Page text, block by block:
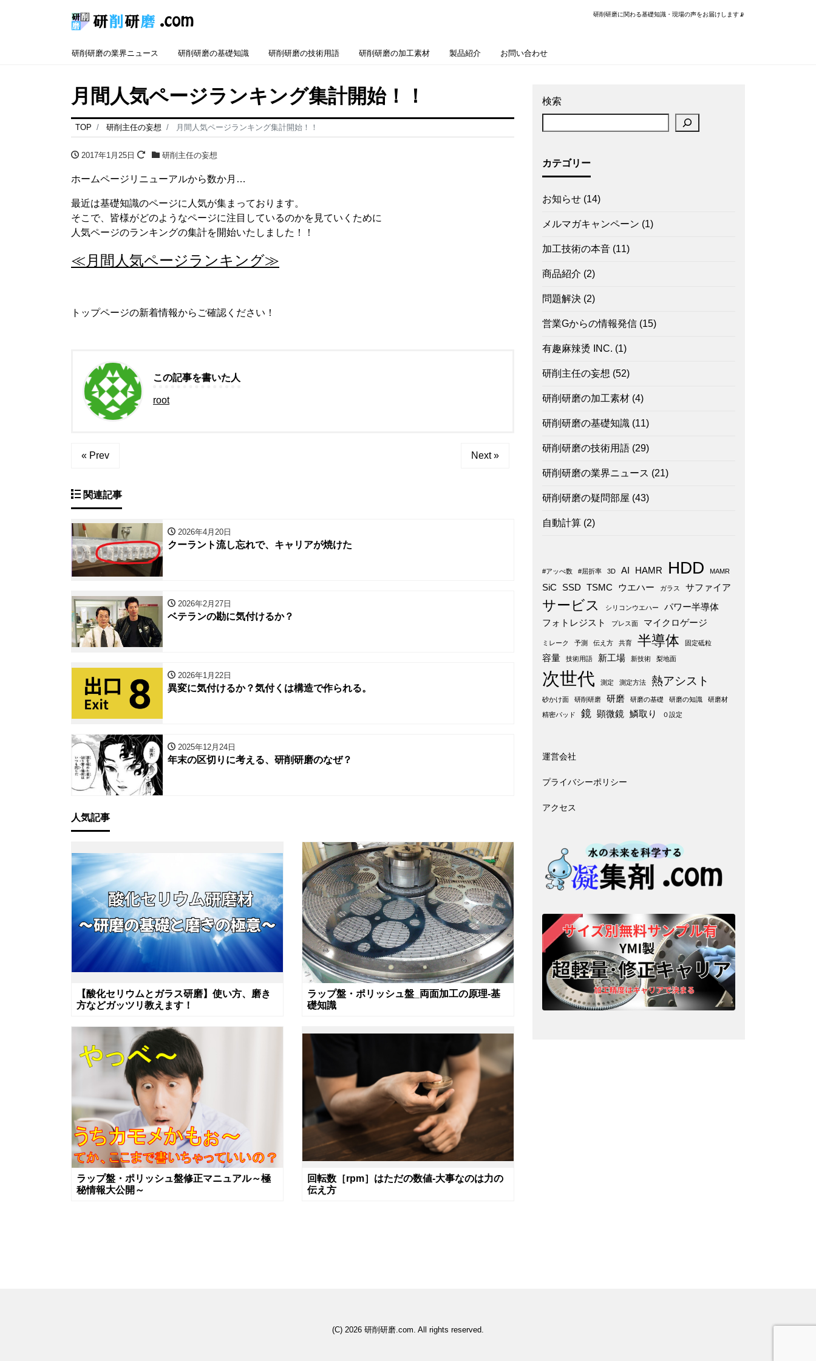
研削研磨に関わる基礎知識・現場の声をお届けします📡
研削研磨の業界ニュース 研削研磨の基礎知識 研削研磨の技術用語 研削研磨の加工素材 製品紹介 お問い合わせ
月間人気ページランキング集計開始！！
TOP 研削主任の妄想 月間人気ページランキング集計開始！！
2017年1月25日 研削主任の妄想
ホームページリニューアルから数か月…
最近は基礎知識のページに人気が集まっております。
そこで、皆様がどのようなページに注目しているのかを見ていくために
人気ページのランキングの集計を開始いたしました！！
≪月間人気ページランキング≫
トップページの新着情報からご確認ください！
この記事を書いた人
root
« Prev Next »
関連記事
2026年4月20日
クーラント流し忘れで、キャリアが焼けた
2026年2月27日
ベテランの勘に気付けるか？
2026年1月22日
異変に気付けるか？気付くは構造で作られる。
2025年12月24日
年末の区切りに考える、研削研磨のなぜ？
人気記事
【酸化セリウムとガラス研磨】使い方、磨き
方などガッツリ教えます！
ラップ盤・ポリッシュ盤_両面加工の原理-基
礎知識
ラップ盤・ポリッシュ盤修正マニュアル～極
秘情報大公開～
回転数［rpm］はただの数値‐大事なのは力の
伝え方
検索
カテゴリー
お知らせ (14)
メルマガキャンペーン (1)
加工技術の本音 (11)
商品紹介 (2)
問題解決 (2)
営業Gからの情報発信 (15)
有趣麻辣烫 INC. (1)
研削主任の妄想 (52)
研削研磨の加工素材 (4)
研削研磨の基礎知識 (11)
研削研磨の技術用語 (29)
研削研磨の業界ニュース (21)
研削研磨の疑問部屋 (43)
自動計算 (2)
#アッべ数 #屈折率 3D AI HAMR HDD MAMR
SiC SSD TSMC ウエハー ガラス サファイア
サービス シリコンウエハー
パワー半導体
フォトレジスト
プレス面 マイクロゲージ
ミレーク 予測 伝え方 共育 半導体 固定砥粒
容量 技術用語 新工場 新技術 梨地面
次世代 測定 測定方法 熱アシスト
砂かけ面 研削研磨 研磨 研磨の基礎 研磨の知識 研磨材
精密パッド 鏡 顕微鏡 鱗取り ０設定
運営会社
プライバシーポリシー
アクセス
(C) 2026 研削研磨.com. All rights reserved.